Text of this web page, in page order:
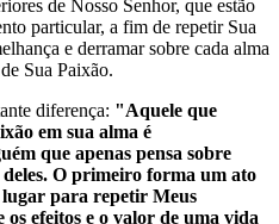
de Nosso Senhor, que estão
particular, a fim de repetir Sua
e derramar sobre cada alma
Sua Paixão.
diferença: "Aquele que
em sua alma é
que apenas pensa sobre
O primeiro forma um ato
para repetir Meus
os efeitos e o valor de uma vida